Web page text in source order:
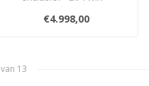
ingangen, waard..
€4.998,00
van 13